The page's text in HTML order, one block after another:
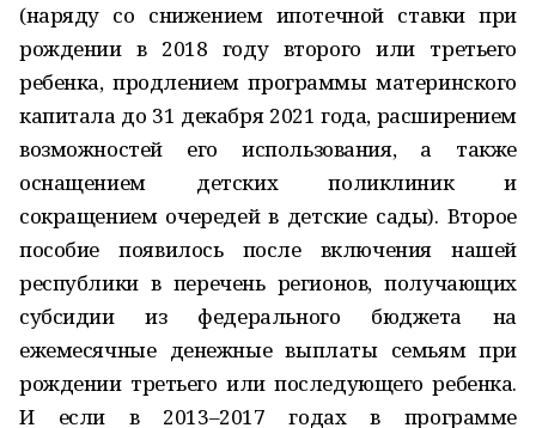
(наряду со снижением ипотечной ставки при
рождении в 2018 году второго или третьего
ребенка, продлением программы материнского
капитала до 31 декабря 2021 года, расширением
возможностей его использования, а также
оснащением детских поликлиник и
сокращением очередей в детские сады). Второе
пособие появилось после включения нашей
республики в перечень регионов, получающих
субсидии из федерального бюджета на
ежемесячные денежные выплаты семьям при
рождении третьего или последующего ребенка.
И если в 2013–2017 годах в программе